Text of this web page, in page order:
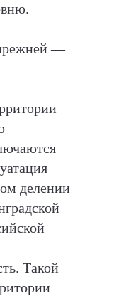
—
делении
Такой